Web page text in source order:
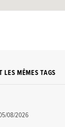
LES MÊMES TAGS
08/2026